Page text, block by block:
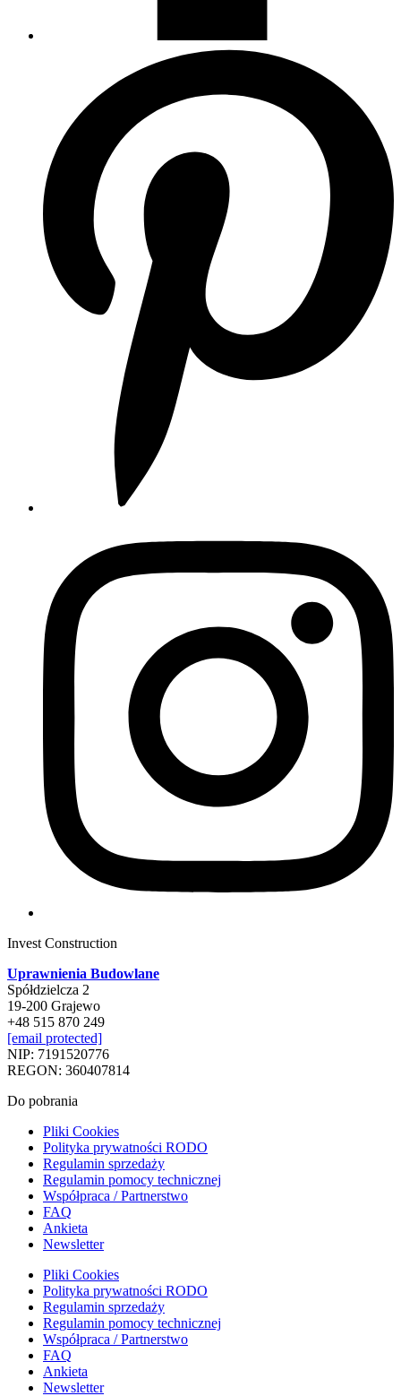
Invest Construction
Uprawnienia Budowlane
Spółdzielcza 2
19-200 Grajewo
+48 515 870 249
[email protected]
NIP: 7191520776
REGON: 360407814
Do pobrania
Pliki Cookies
Polityka prywatności RODO
Regulamin sprzedaży
Regulamin pomocy technicznej
Współpraca / Partnerstwo
FAQ
Ankieta
Newsletter
Pliki Cookies
Polityka prywatności RODO
Regulamin sprzedaży
Regulamin pomocy technicznej
Współpraca / Partnerstwo
FAQ
Ankieta
Newsletter